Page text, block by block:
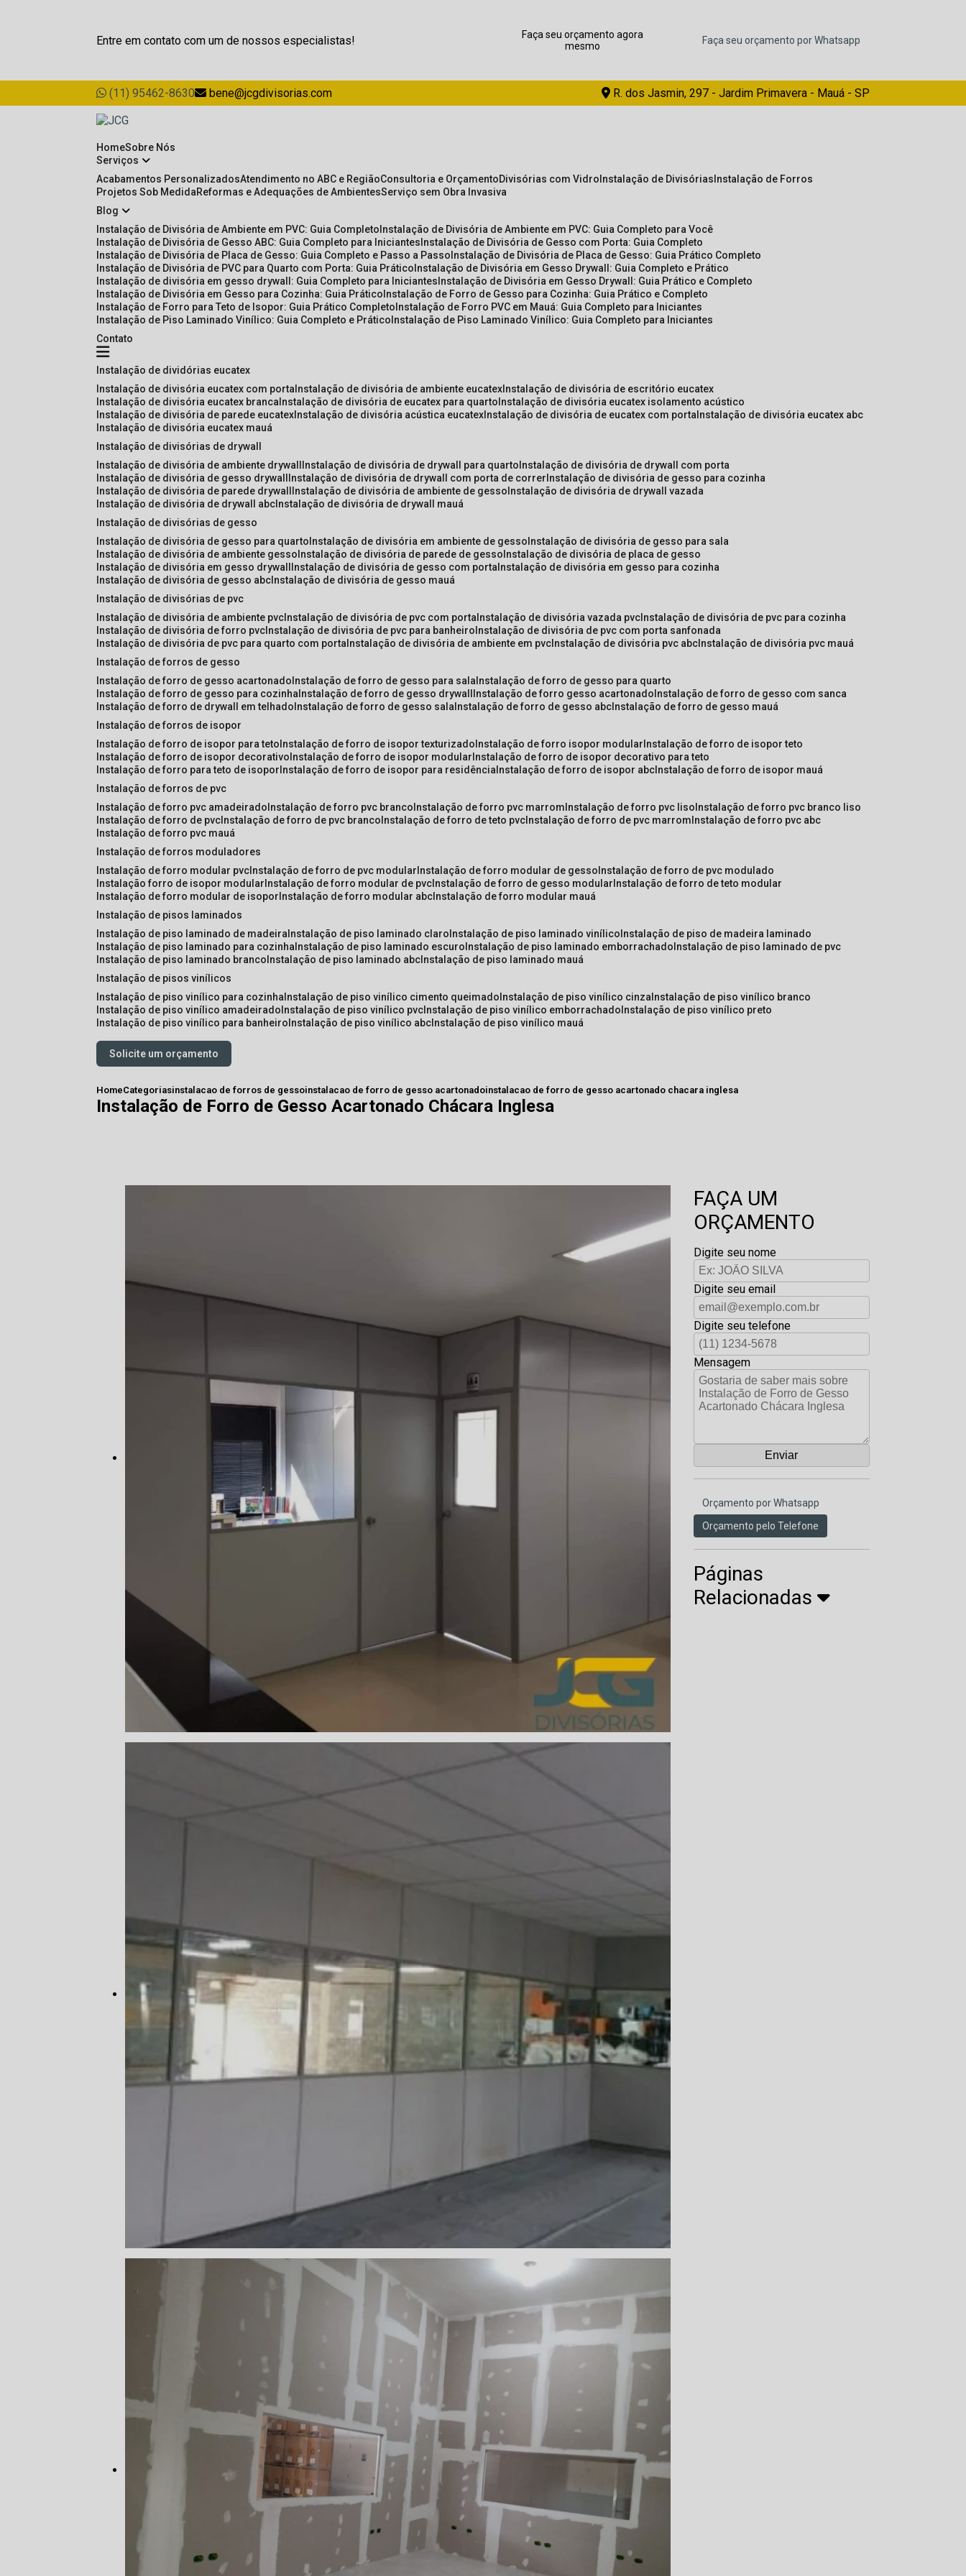
Entre em contato com um de nossos especialistas!
Faça seu orçamento agora
mesmo
Faça seu orçamento por Whatsapp
(11) 95462-8630 bene@jcgdivisorias.com R. dos Jasmin, 297 - Jardim Primavera - Mauá - SP
Home Sobre Nós
Serviços
Acabamentos Personalizados Atendimento no ABC e Região Consultoria e Orçamento Divisórias com Vidro Instalação de Divisórias Instalação de Forros
Projetos Sob Medida
Reformas e Adequações de Ambientes Serviço sem Obra Invasiva
Blog
Instalação de Divisória de Ambiente em PVC: Guia Completo Instalação de Divisória de Ambiente em PVC: Guia Completo para Você
Instalação de Divisória de Gesso ABC: Guia Completo para Iniciantes Instalação de Divisória de Gesso com Porta: Guia Completo
Instalação de Divisória de Placa de Gesso: Guia Completo e Passo a Passo Instalação de Divisória de Placa de Gesso: Guia Prático Completo
Instalação de Divisória de PVC para Quarto com Porta: Guia Prático Instalação de Divisória em Gesso Drywall: Guia Completo e Prático
Instalação de divisória em gesso drywall: Guia Completo para Iniciantes Instalação de Divisória em Gesso Drywall: Guia Prático e Completo
Instalação de Divisória em Gesso para Cozinha: Guia Prático Instalação de Forro de Gesso para Cozinha: Guia Prático e Completo
Instalação de Forro para Teto de Isopor: Guia Prático Completo Instalação de Forro PVC em Mauá: Guia Completo para Iniciantes
Instalação de Piso Laminado Vinílico: Guia Completo e Prático Instalação de Piso Laminado Vinílico: Guia Completo para Iniciantes
Contato
instalação de dividórias eucatex
instalação de divisória eucatex com porta instalação de divisória de ambiente eucatex instalação de divisória de escritório eucatex
instalação de divisória eucatex branca instalação de divisória de eucatex para quarto instalação de divisória eucatex isolamento acústico
instalação de divisória de parede eucatex instalação de divisória acústica eucatex instalação de divisória de eucatex com porta instalação de divisória eucatex abc
instalação de divisória eucatex mauá
instalação de divisórias de drywall
instalação de divisória de ambiente drywall
instalação de divisória de drywall para quarto instalação de divisória de drywall com porta
instalação de divisória de gesso drywall
instalação de divisória de drywall com porta de correr instalação de divisória de gesso para cozinha
instalação de divisória de parede drywall
instalação de divisória de ambiente de gesso instalação de divisória de drywall vazada
instalação de divisória de drywall abc instalação de divisória de drywall mauá
instalação de divisórias de gesso
instalação de divisória de gesso para quarto instalação de divisória em ambiente de gesso instalação de divisória de gesso para sala
instalação de divisória de ambiente gesso instalação de divisória de parede de gesso instalação de divisória de placa de gesso
instalação de divisória em gesso drywall
instalação de divisória de gesso com porta instalação de divisória em gesso para cozinha
instalação de divisória de gesso abc instalação de divisória de gesso mauá
instalação de divisórias de pvc
instalação de divisória de ambiente pvc instalação de divisória de pvc com porta instalação de divisória vazada pvc instalação de divisória de pvc para cozinha
instalação de divisória de forro pvc instalação de divisória de pvc para banheiro instalação de divisória de pvc com porta sanfonada
instalação de divisória de pvc para quarto com porta instalação de divisória de ambiente em pvc instalação de divisória pvc abc instalação de divisória pvc mauá
instalação de forros de gesso
instalação de forro de gesso acartonado instalação de forro de gesso para sala instalação de forro de gesso para quarto
instalação de forro de gesso para cozinha instalação de forro de gesso drywall instalação de forro gesso acartonado instalação de forro de gesso com sanca
instalação de forro de drywall em telhado instalação de forro de gesso sala instalação de forro de gesso abc instalação de forro de gesso mauá
instalação de forros de isopor
instalação de forro de isopor para teto instalação de forro de isopor texturizado instalação de forro isopor modular instalação de forro de isopor teto
instalação de forro de isopor decorativo instalação de forro de isopor modular instalação de forro de isopor decorativo para teto
instalação de forro para teto de isopor instalação de forro de isopor para residência instalação de forro de isopor abc instalação de forro de isopor mauá
instalação de forros de pvc
instalação de forro pvc amadeirado instalação de forro pvc branco instalação de forro pvc marrom instalação de forro pvc liso instalação de forro pvc branco liso
instalação de forro de pvc instalação de forro de pvc branco instalação de forro de teto pvc instalação de forro de pvc marrom instalação de forro pvc abc
instalação de forro pvc mauá
instalação de forros moduladores
instalação de forro modular pvc instalação de forro de pvc modular instalação de forro modular de gesso instalação de forro de pvc modulado
instalação forro de isopor modular instalação de forro modular de pvc instalação de forro de gesso modular instalação de forro de teto modular
instalação de forro modular de isopor instalação de forro modular abc instalação de forro modular mauá
instalação de pisos laminados
instalação de piso laminado de madeira instalação de piso laminado claro instalação de piso laminado vinílico instalação de piso de madeira laminado
instalação de piso laminado para cozinha instalação de piso laminado escuro instalação de piso laminado emborrachado instalação de piso laminado de pvc
instalação de piso laminado branco instalação de piso laminado abc instalação de piso laminado mauá
instalação de pisos vinílicos
instalação de piso vinílico para cozinha instalação de piso vinílico cimento queimado instalação de piso vinílico cinza instalação de piso vinílico branco
instalação de piso vinílico amadeirado instalação de piso vinílico pvc instalação de piso vinílico emborrachado instalação de piso vinílico preto
instalação de piso vinílico para banheiro instalação de piso vinílico abc instalação de piso vinílico mauá
Solicite um orçamento
HomeCategoriasinstalacao de forros de gessoinstalacao de forro de gesso acartonadoinstalacao de forro de gesso acartonado chacara inglesa
Instalação de Forro de Gesso Acartonado Chácara Inglesa
FAÇA UM
ORÇAMENTO
Digite seu nome
Digite seu email
Digite seu telefone
Mensagem
Orçamento por Whatsapp
Orçamento pelo Telefone
Páginas
Relacionadas